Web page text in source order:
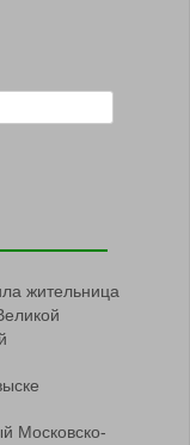
жительница
Московско-